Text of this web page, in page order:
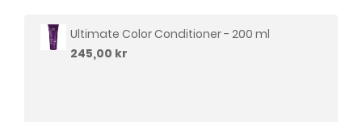
Ultimate Color Conditioner - 200 ml
245,00 kr